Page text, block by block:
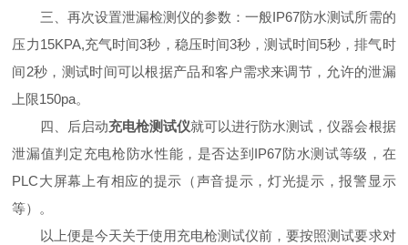
三、再次设置泄漏检测仪的参数：一般IP67防水测试所需的
压力15KPA,充气时间3秒，稳压时间3秒，测试时间5秒，排气时
间2秒，测试时间可以根据产品和客户需求来调节，允许的泄漏
上限150pa。
四、后启动充电枪测试仪就可以进行防水测试，仪器会根据
泄漏值判定充电枪防水性能，是否达到IP67防水测试等级，在
PLC大屏幕上有相应的提示（声音提示，灯光提示，报警显示
等）。
以上便是今天关于使用充电枪测试仪前，要按照测试要求对